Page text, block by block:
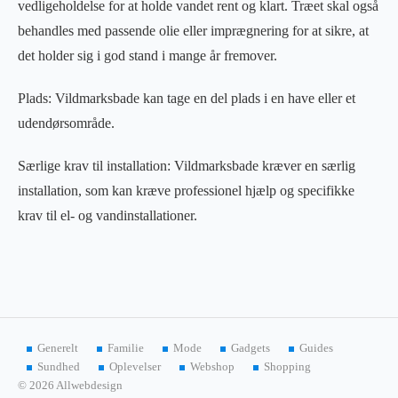
vedligeholdelse for at holde vandet rent og klart. Træet skal også
behandles med passende olie eller imprægnering for at sikre, at
det holder sig i god stand i mange år fremover.
Plads: Vildmarksbade kan tage en del plads i en have eller et
udendørsområde.
Særlige krav til installation: Vildmarksbade kræver en særlig
installation, som kan kræve professionel hjælp og specifikke
krav til el- og vandinstallationer.
Generelt Familie Mode Gadgets
Guides
Sundhed
Oplevelser Webshop
Shopping
© 2026 Allwebdesign